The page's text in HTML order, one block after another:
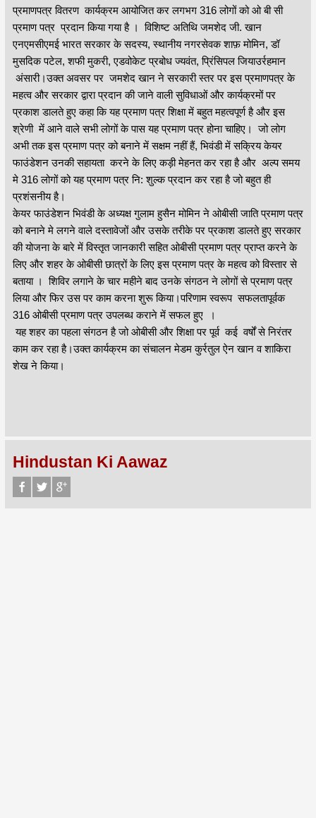
प्रमाणपत्र वितरण कार्यक्रम आयोजित कर लगभग 316 लोगों को ओ बी सी
प्रमाण पत्र प्रदान किया गया है । विशिष्ट अतिथि जमशेद जी. खान
एनएमसीएमई भारत सरकार के सदस्य, स्थानीय नगरसेवक शाफ़ मोमिन, डॉ
मुसदिक पटेल, शफी मुकरी, एडवोकेट प्रबोध ज्यवंत, प्रिंसिपल जियाउर्रहमान
अंसारी।उक्त अवसर पर जमशेद खान ने सरकारी स्तर पर इस प्रमाणपत्र के
महत्व और सरकार द्वारा प्रदान की जाने वाली सुविधाओं और कार्यक्रमों पर
प्रकाश डालते हुए कहा कि यह प्रमाण पत्र शिक्षा में बहुत महत्वपूर्ण है और इस
श्रेणी में आने वाले सभी लोगों के पास यह प्रमाण पत्र होना चाहिए। जो लोग
अभी तक इस प्रमाण पत्र को बनाने में सक्षम नहीं हैं, भिवंडी में सक्रिय केयर
फाउंडेशन उनकी सहायता करने के लिए कड़ी मेहनत कर रहा है और अल्प समय
मे 316 लोगों को यह प्रमाण पत्र नि: शुल्क प्रदान कर रहा है जो बहुत ही
प्रशंसनीय है।
केयर फाउंडेशन भिवंडी के अध्यक्ष गुलाम हुसैन मोमिन ने ओबीसी जाति प्रमाण पत्र
को बनाने मे लगने वाले दस्तावेजों और उसके तरीके पर प्रकाश डालते हुए सरकार
की योजना के बारे में विस्तृत जानकारी सहित ओबीसी प्रमाण पत्र प्राप्त करने के
लिए और शहर के ओबीसी छात्रों के लिए इस प्रमाण पत्र के महत्व को विस्तार से
बताया । शिविर लगाने के चार महीने बाद उनके संगठन ने लोगों से प्रमाण पत्र
लिया और फिर उस पर काम करना शुरू किया।परिणाम स्वरूप सफलतापूर्वक
316 ओबीसी प्रमाण पत्र उपलब्ध कराने में सफल हुए ।
यह शहर का पहला संगठन है जो ओबीसी और शिक्षा पर पूर्व कई वर्षों से निरंतर
काम कर रहा है।उक्त कार्यक्रम का संचालन मेडम कुर्रतुल ऐन खान व शाकिरा
शेख ने किया।
Hindustan Ki Aawaz